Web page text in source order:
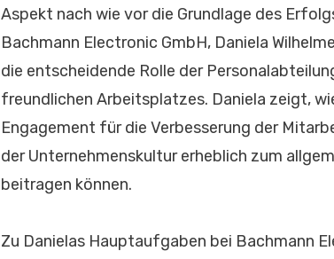
Aspekt nach wie vor die Grundlage des
Bachmann Electronic GmbH, Daniela
die entscheidende Rolle der
freundlichen Arbeitsplatzes. Daniela zeigt,
Engagement für die Verbesserung der
der Unternehmenskultur erheblich zum
beitragen können.
Zu Danielas Hauptaufgaben bei Bachmann